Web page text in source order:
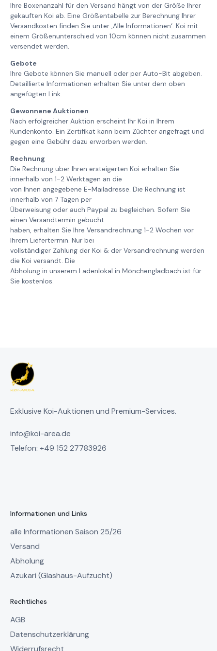
Ihre Boxenanzahl für den Versand hängt von der Größe Ihrer
gekauften Koi ab. Eine Größentabelle zur Berechnung Ihrer
Versandkosten finden Sie unter ‚Alle Informationen‘. Koi mit
einem Größenunterschied von 10cm können nicht zusammen
versendet werden.
Gebote
Ihre Gebote können Sie manuell oder per Auto-Bit abgeben.
Detaillierte Informationen erhalten Sie unter dem oben
angefügten Link.
Gewonnene Auktionen
Nach erfolgreicher Auktion erscheint Ihr Koi in Ihrem
Kundenkonto. Ein Zertifikat kann beim Züchter angefragt und
gegen eine Gebühr dazu erworben werden.
Rechnung
Die Rechnung über Ihren ersteigerten Koi erhalten Sie
innerhalb von 1-2 Werktagen an die
von Ihnen angegebene E-Mailadresse. Die Rechnung ist
innerhalb von 7 Tagen per
Überweisung oder auch Paypal zu begleichen. Sofern Sie
einen Versandtermin gebucht
haben, erhalten Sie Ihre Versandrechnung 1-2 Wochen vor
Ihrem Liefertermin. Nur bei
vollständiger Zahlung der Koi & der Versandrechnung werden
die Koi versandt. Die
Abholung in unserem Ladenlokal in Mönchengladbach ist für
Sie kostenlos.
Exklusive Koi-Auktionen und Premium-Services.
info@koi-area.de
Telefon: +49 152 27783926
Informationen und Links
alle Informationen Saison 25/26
Versand
Abholung
Azukari (Glashaus-Aufzucht)
Rechtliches
AGB
Datenschutzerklärung